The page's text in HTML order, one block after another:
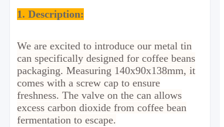
1. Description:
We are excited to introduce our metal tin
can specifically designed for coffee beans
packaging. Measuring 140x90x138mm, it
comes with a screw cap to ensure
freshness. The valve on the can allows
excess carbon dioxide from coffee bean
fermentation to escape.